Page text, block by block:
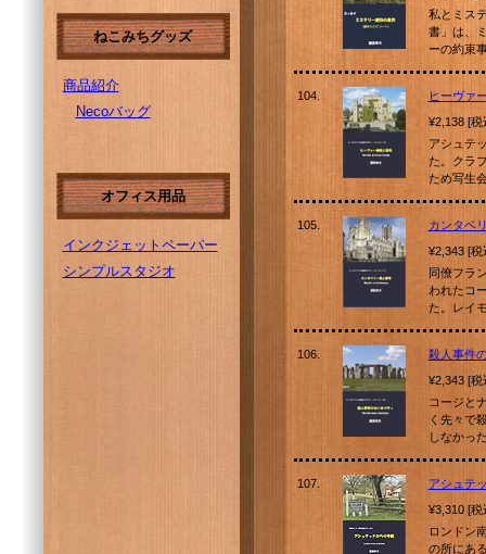
ねこみちグッズ
商品紹介
Necoバッグ
オフィス用品
インクジェットペーパー
シンプルスタジオ
私とミス
書」は、
ーの約束
104.
ヒーヴァ
¥2,138 [
アシュテ
た。クラ
ため写生
105.
カンタベ
¥2,343 [
同僚フラ
われたコ
た。レイ
106.
殺人事件
¥2,343 [
コージと
く先々で
しなかっ
107.
アシュテ
¥3,310 [
ロンドン
の所にあ